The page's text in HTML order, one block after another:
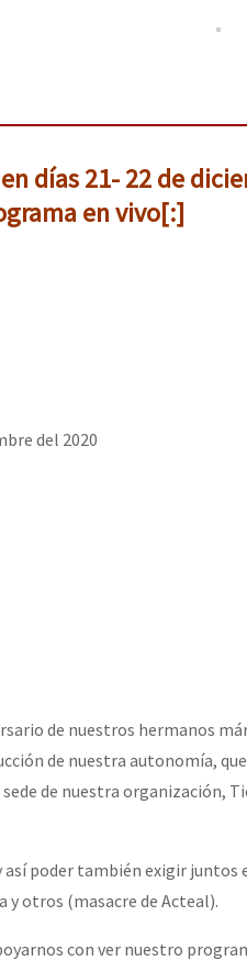
días 21- 22 de
en vivo[:]
de nuestros hermanos
de nuestra autonomía,
de nuestra organización,
así poder también exigir juntos
y otros (masacre de Acteal).
con ver nuestro